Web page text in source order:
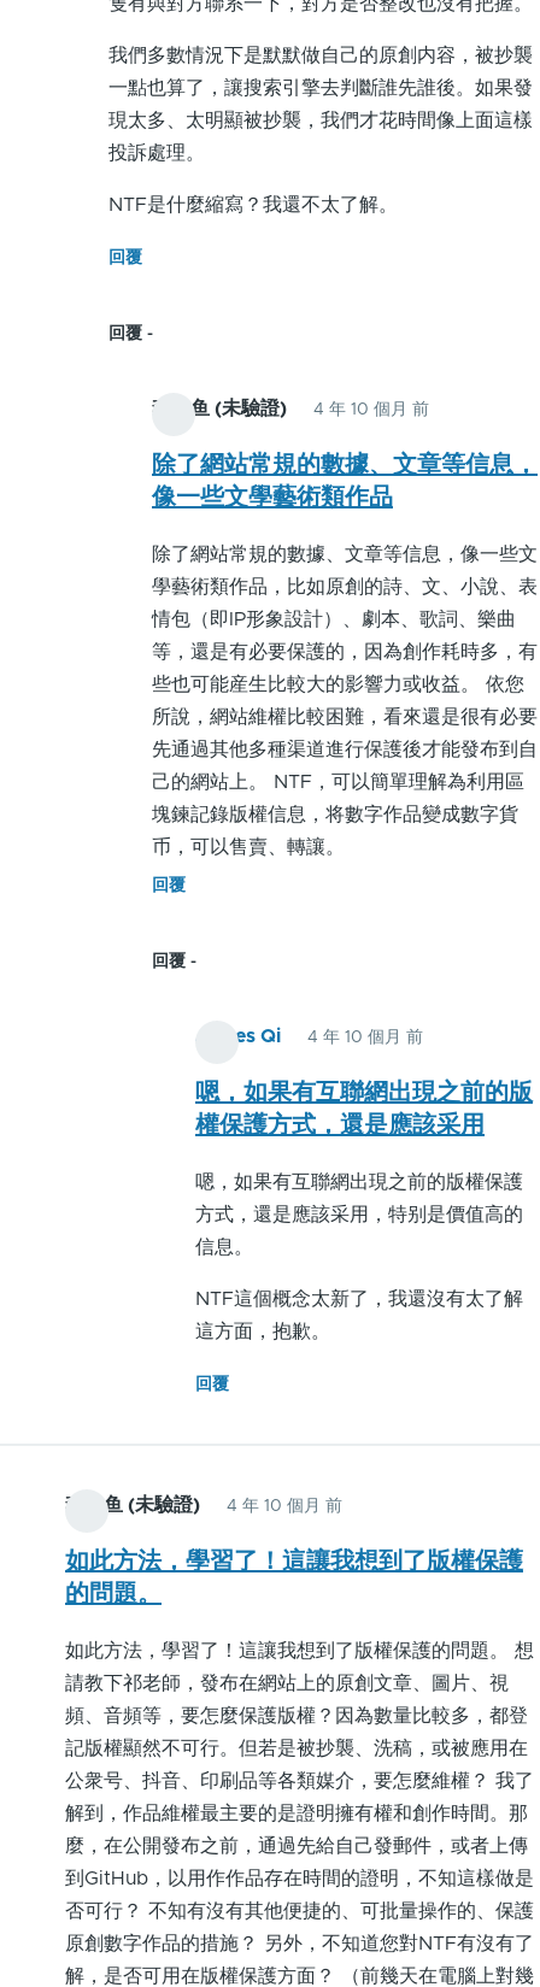
习
让
到
题。
by
小
鱼
(未
驗
證)
我們多數情況下是默默做自己的原創内容，被抄襲
一點也算了，讓搜索引擎去判斷誰先誰後。如果發
現太多、太明顯被抄襲，我們才花時間像上面這樣
投訴處理。
NTF是什麼縮寫？我還不太了解。
回覆
回覆
李小鱼 (未驗證) 4 年 10 個月 前
reply
于
做
原
创
的
中
小
网
站
较
困
难
by
James
除了網站常規的數據、文章等信息，
像一些文學藝術類作品
除了網站常規的數據、文章等信息，像一些文
學藝術類作品，比如原創的詩、文、小說、表
情包（即IP形象設計）、劇本、歌詞、樂曲
等，還是有必要保護的，因為創作耗時多，有
些也可能産生比較大的影響力或收益。 依您
所說，網站維權比較困難，看來還是很有必要
先通過其他多種渠道進行保護後才能發布到自
己的網站上。 NTF，可以簡單理解為利用區
塊鍊記錄版權信息，将數字作品變成數字貨
币，可以售賣、轉讓。
回覆
回覆
James Qi 4 年 10 個月 前
reply
to
了
网
息，
一
些
文
学
艺
术
类
作
品
by
李
嗯，如果有互聯網出現之前的版
權保護方式，還是應該采用
嗯，如果有互聯網出現之前的版權保護
方式，還是應該采用，特别是價值高的
信息。
NTF這個概念太新了，我還沒有太了解
這方面，抱歉。
回覆
李小鱼 (未驗證) 4 年 10 個月 前
如此方法，學習了！這讓我想到了版權保護
的問題。
如此方法，學習了！這讓我想到了版權保護的問題。 想
請教下祁老師，發布在網站上的原創文章、圖片、視
頻、音頻等，要怎麼保護版權？因為數量比較多，都登
記版權顯然不可行。但若是被抄襲、洗稿，或被應用在
公衆号、抖音、印刷品等各類媒介，要怎麼維權？ 我了
解到，作品維權最主要的是證明擁有權和創作時間。那
麼，在公開發布之前，通過先給自己發郵件，或者上傳
到GitHub，以用作作品存在時間的證明，不知這樣做是
否可行？ 不知有沒有其他便捷的、可批量操作的、保護
原創數字作品的措施？ 另外，不知道您對NTF有沒有了
解，是否可用在版權保護方面？ （前幾天在電腦上對幾